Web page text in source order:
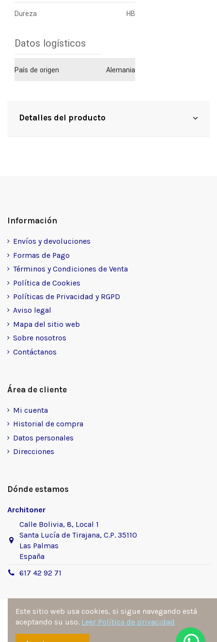
Dureza HB
Datos logísticos
País de origen Alemania
Detalles del producto
Información
Envíos y devoluciones
Formas de Pago
Términos y Condiciones de Venta
Política de Cookies
Políticas de Privacidad y RGPD
Aviso legal
Mapa del sitio web
Sobre nosotros
Contáctanos
Área de cliente
Mi cuenta
Historial de compra
Datos personales
Direcciones
Dónde estamos
Architoner
Calle Bolivia, 8, Local 1
Santa Lucía de Tirajana, C.P. 35110
Las Palmas
España
617 42 92 71
Sitio desarrollado y diseñado por
Ángel Manuel
Este sitio web usa cookies, si sigue navegando está
aceptando su uso. Leer Política de privacidad